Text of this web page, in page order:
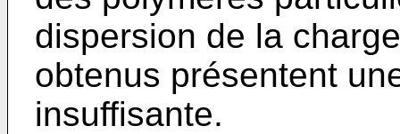
dispersion de la
obtenus présentent
insuffisante.